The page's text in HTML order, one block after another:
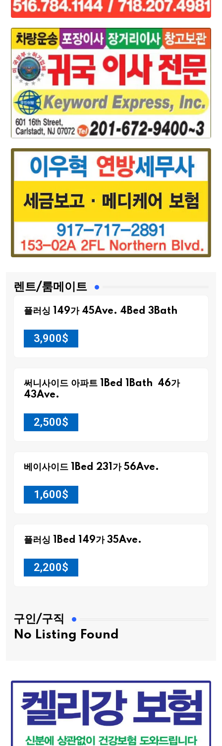
렌트/룸메이트
플러싱 149가 45Ave. 4Bed 3Bath
3,900$
써니사이드 아파트 1Bed 1Bath 46가
43Ave.
2,500$
베이사이드 1Bed 231가 56Ave.
1,600$
플러싱 1Bed 149가 35Ave.
2,200$
구인/구직
No Listing Found